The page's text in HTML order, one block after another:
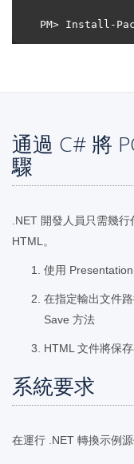
通過 C# 將
驟
.NET 開發人員只需幾
HTML。
使用
在指定輸出文件
Save 方法
HTML 文件將保
系統要求
在運行 .NET 轉換示例